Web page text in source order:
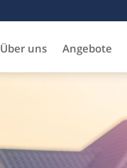
Über uns Angebote